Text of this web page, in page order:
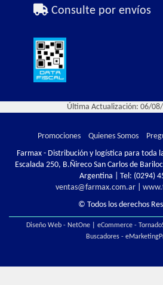
Consulte por envíos
Última Actualización: 06/
Promociones Quienes Somos
Farmax - Distribución y logística para toda
Escalada 250, B.Ñireco San Carlos de
Argentina | Tel: (0294)
ventas@farmax.com.ar|
© Todos los derechos
Diseño Web - NetOne| eCommerce -
Buscadores -